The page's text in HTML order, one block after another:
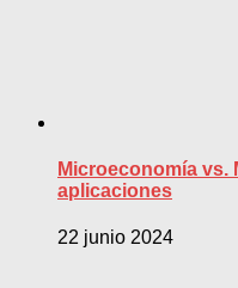
Microeconomía vs.
aplicaciones
22 junio 2024